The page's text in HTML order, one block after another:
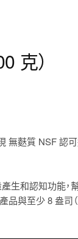
克）
無麩質 NSF 認
生和認知功能，
與至少 8 盎司（